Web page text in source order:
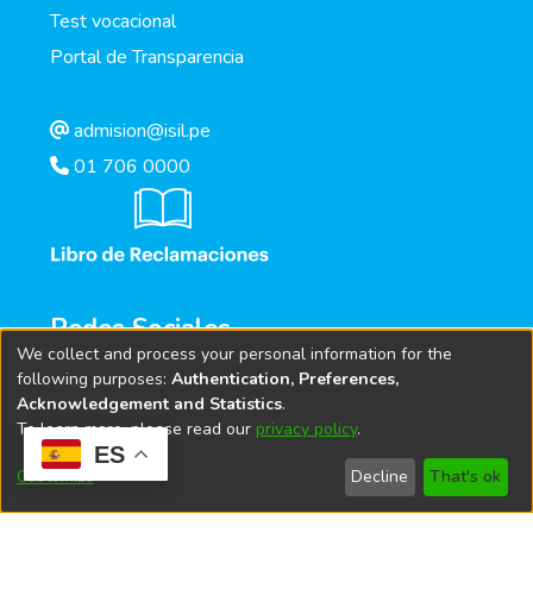
ES
Test vocacional
Portal de Transparencia
admision@isil.pe
01 706 0000
Redes Sociales
We collect and process your personal information for the
following purposes: Authentication, Preferences,
Acknowledgement and Statistics.
To learn more, please read our privacy policy.
Customize Decline That's ok